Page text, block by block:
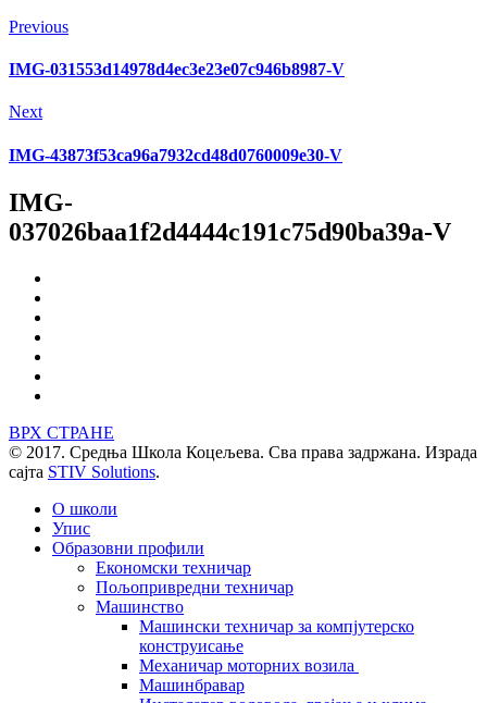
Previous
IMG-031553d14978d4ec3e23e07c946b8987-V
Next
IMG-43873f53ca96a7932cd48d0760009e30-V
IMG-
037026baa1f2d4444c191c75d90ba39a-V
ВРХ СТРАНЕ
© 2017. Средња Школа Коцељева. Сва права задржана. Израда
сајта STIV Solutions.
О школи
Упис
Образовни профили
Економски техничар
Пољопривредни техничар
Машинство
Машински техничар за компјутерско
конструисање
Механичар моторних возила
Машинбравар